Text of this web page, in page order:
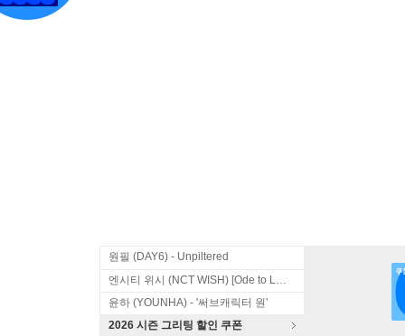
원필 (DAY6) - Unpiltered
엔시티 위시 (NCT WISH) [Ode to Love]
윤하 (YOUNHA) - '써브캐릭터 원'
2026 시즌 그리팅 할인 쿠폰